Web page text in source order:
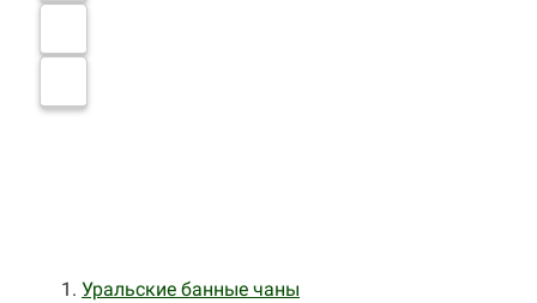
Уральские банные чаны